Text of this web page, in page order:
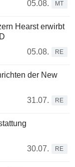
05.08.
MT
Hearst erwirbt
05.08.
RE
der New
31.07.
RE
30.07.
RE